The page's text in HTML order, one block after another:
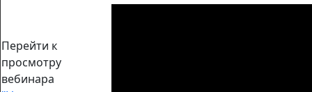
Перейти к
просмотру
вебинара